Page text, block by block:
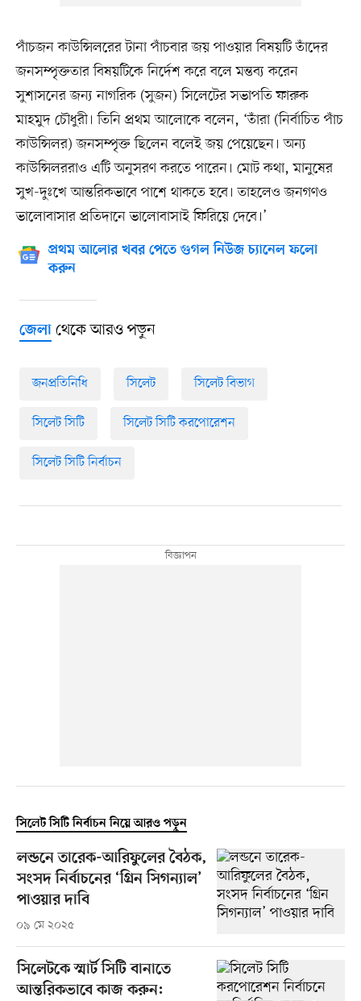
পাঁচজন কাউন্সিলরের টানা পাঁচবার জয় পাওয়ার বিষয়টি তাঁদের
জনসম্পৃক্ততার বিষয়টিকে নির্দেশ করে বলে মন্তব্য করেন
সুশাসনের জন্য নাগরিক (সুজন) সিলেটের সভাপতি ফারুক
মাহমুদ চৌধুরী। তিনি প্রথম আলোকে বলেন, ‘তাঁরা (নির্বাচিত পাঁচ
কাউন্সিলর) জনসম্পৃক্ত ছিলেন বলেই জয় পেয়েছেন। অন্য
কাউন্সিলররাও এটি অনুসরণ করতে পারেন। মোট কথা, মানুষের
সুখ-দুঃখে আন্তরিকভাবে পাশে থাকতে হবে। তাহলেও জনগণও
ভালোবাসার প্রতিদানে ভালোবাসাই ফিরিয়ে দেবে।’
প্রথম আলোর খবর পেতে গুগল নিউজ চ্যানেল ফলো
করুন
জেলাথেকে আরও পড়ুন
জনপ্রতিনিধি সিলেট সিলেট বিভাগ
সিলেট সিটি সিলেট সিটি করপোরেশন
সিলেট সিটি নির্বাচন
সিলেট সিটি নির্বাচন নিয়ে আরও পড়ুন
লন্ডনে তারেক-আরিফুলের বৈঠক,
সংসদ নির্বাচনের ‘গ্রিন সিগন্যাল’
পাওয়ার দাবি
০৯ মে ২০২৫
সিলেটকে স্মার্ট সিটি বানাতে
আন্তরিকভাবে কাজ করুন: